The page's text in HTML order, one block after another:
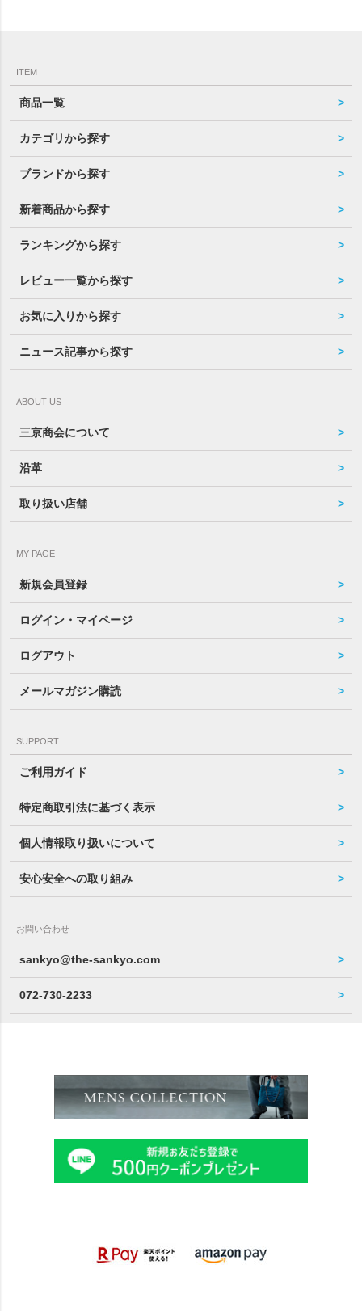
ITEM
商品一覧
カテゴリから探す
ブランドから探す
新着商品から探す
ランキングから探す
レビュー一覧から探す
お気に入りから探す
ニュース記事から探す
ABOUT US
三京商会について
沿革
取り扱い店舗
MY PAGE
新規会員登録
ログイン・マイページ
ログアウト
メールマガジン購読
SUPPORT
ご利用ガイド
特定商取引法に基づく表示
個人情報取り扱いについて
安心安全への取り組み
お問い合わせ
sankyo@the-sankyo.com
072-730-2233